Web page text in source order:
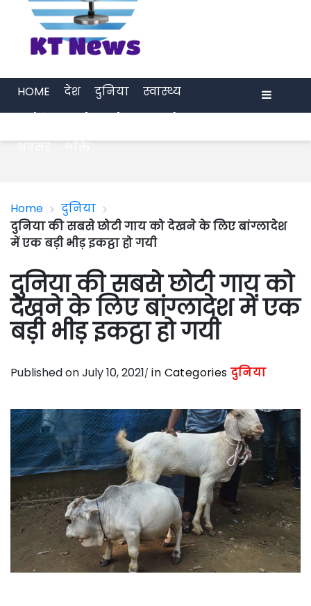
HOME देश दुनिया
स्वास्थ्य
अवसर
भक्ति
Home > दुनिया >
दुनिया की सबसे छोटी गाय को देखने के लिए बांग्लादेश
में एक बड़ी भीड़ इकट्ठा हो गयी
दुनिया की सबसे छोटी गाय को
देखने के लिए बांग्लादेश में एक
बड़ी भीड़ इकट्ठा हो गयी
Published on July 10, 2021 in Categories दुनिया